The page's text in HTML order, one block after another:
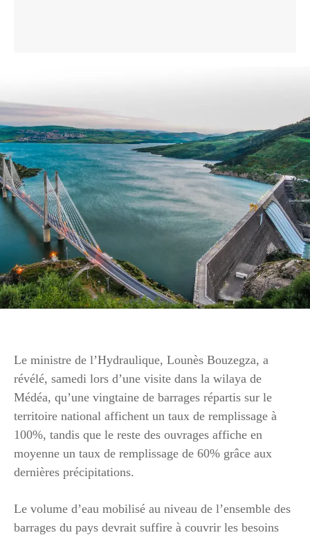
Le ministre de l’Hydraulique, Lounès Bouzegza, a
révélé, samedi lors d’une visite dans la wilaya de
Médéa, qu’une vingtaine de barrages répartis sur le
territoire national affichent un taux de remplissage à
100%, tandis que le reste des ouvrages affiche en
moyenne un taux de remplissage de 60% grâce aux
dernières précipitations.
Le volume d’eau mobilisé au niveau de l’ensemble des
barrages du pays devrait suffire à couvrir les besoins